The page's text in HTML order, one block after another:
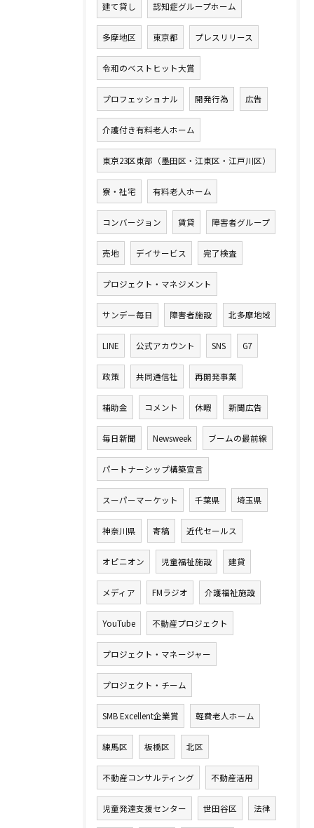
建て貸し 認知症グループホーム
多摩地区 東京都 プレスリリース
令和のベストヒット大賞
プロフェッショナル 開発行為 広告
介護付き有料老人ホーム
東京23区東部（墨田区・江東区・江戸川区）
寮・社宅 有料老人ホーム
コンバージョン 賃貸 障害者グループ
売地 デイサービス 完了検査
プロジェクト・マネジメント
サンデー毎日 障害者施設 北多摩地域
LINE 公式アカウント SNS G7
政策 共同通信社 再開発事業
補助金 コメント 休暇 新聞広告
毎日新聞 Newsweek ブームの最前線
パートナーシップ構築宣言
スーパーマーケット 千葉県 埼玉県
神奈川県 寄稿 近代セールス
オピニオン 児童福祉施設 建貸
メディア FMラジオ 介護福祉施設
YouTube 不動産プロジェクト
プロジェクト・マネージャー
プロジェクト・チーム
SMB Excellent企業賞 軽費老人ホーム
練馬区 板橋区 北区
不動産コンサルティング 不動産活用
児童発達支援センター 世田谷区 法律